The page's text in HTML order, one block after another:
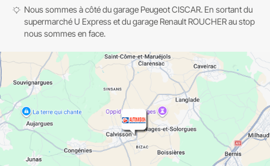
Nous sommes à côté du garage Peugeot CISCAR. En sortant du
supermarché U Express et du garage Renault ROUCHER au stop
nous sommes en face.